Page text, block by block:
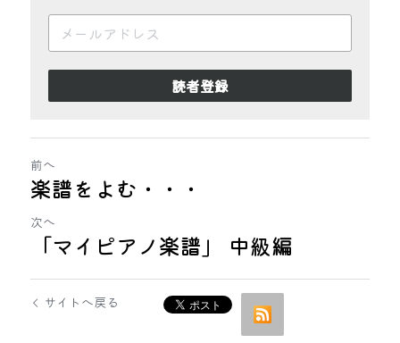
読者登録
前へ
楽譜をよむ・・・
次へ
「マイピアノ楽譜」 中級編
サイトへ戻る